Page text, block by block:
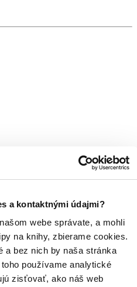
a kontaktnými údajmi?
webe správate, a mohli
na knihy, zbierame cookies.
a bez nich by naša stránka
používame analytické
zisťovať, ako náš web